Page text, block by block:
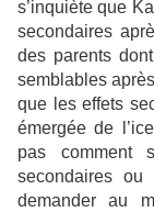
s’inquiète que
secondaires
des parents
semblables
que les effets
émergée de
pas comment
secondaires ou
demander au